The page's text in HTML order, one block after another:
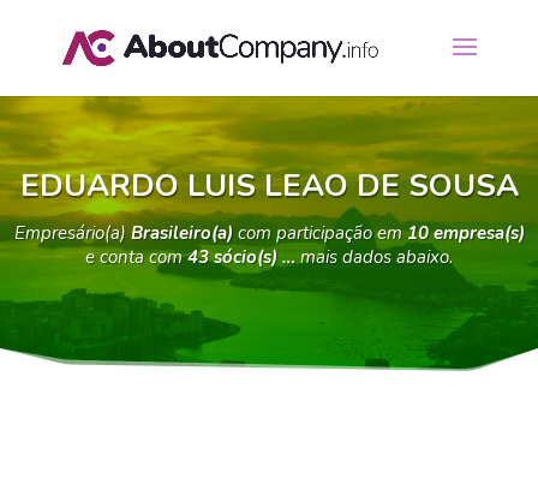
EDUARDO LUIS LEAO DE SOUSA
Empresário(a)Brasileiro(a)com participação em10 empresa(s)
e conta com43 sócio(s) …mais dados abaixo.